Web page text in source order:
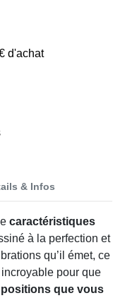
d'achat
& Infos
caractéristiques
à la perfection et
qu’il émet, ce
pour que
que vous